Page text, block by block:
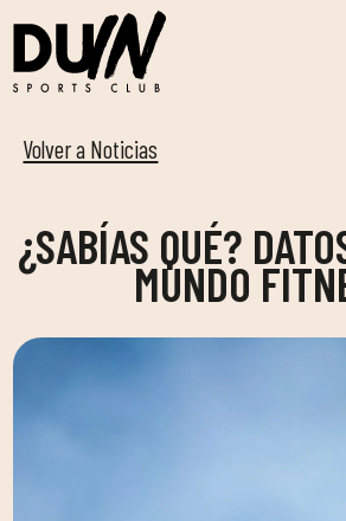
Volver a Noticias
¿SABÍAS QUÉ?
MUNDO